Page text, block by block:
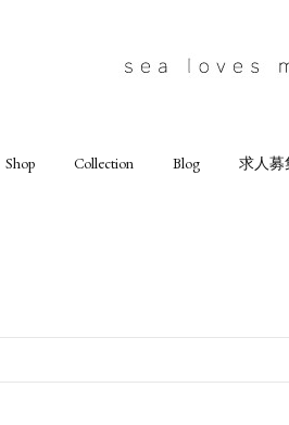
Shop Collection Blog 求人募